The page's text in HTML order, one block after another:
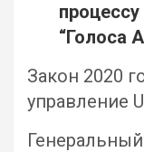
“Голоса
Закон 2020
управление